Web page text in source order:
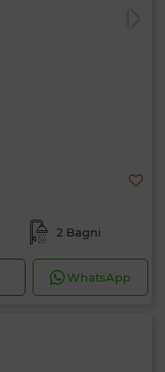
2 Bagni
WhatsApp